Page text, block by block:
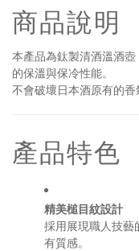
商品說明
本產品為鈦製清酒溫酒
的保溫與保冷性能。
不會破壞日本酒原有的香
產品特色
精美槌目紋設計
採用展現職人技藝
有質感。